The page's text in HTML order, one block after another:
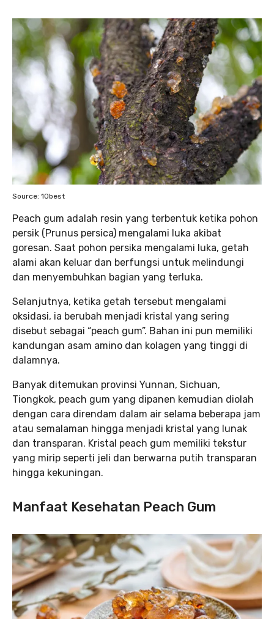
Source: 10best
Peach gum adalah resin yang terbentuk ketika pohon
persik (Prunus persica) mengalami luka akibat
goresan. Saat pohon persika mengalami luka, getah
alami akan keluar dan berfungsi untuk melindungi
dan menyembuhkan bagian yang terluka.
Selanjutnya, ketika getah tersebut mengalami
oksidasi, ia berubah menjadi kristal yang sering
disebut sebagai “peach gum”. Bahan ini pun memiliki
kandungan asam amino dan kolagen yang tinggi di
dalamnya.
Banyak ditemukan provinsi Yunnan, Sichuan,
Tiongkok, peach gum yang dipanen kemudian diolah
dengan cara direndam dalam air selama beberapa jam
atau semalaman hingga menjadi kristal yang lunak
dan transparan. Kristal peach gum memiliki tekstur
yang mirip seperti jeli dan berwarna putih transparan
hingga kekuningan.
Manfaat Kesehatan Peach Gum